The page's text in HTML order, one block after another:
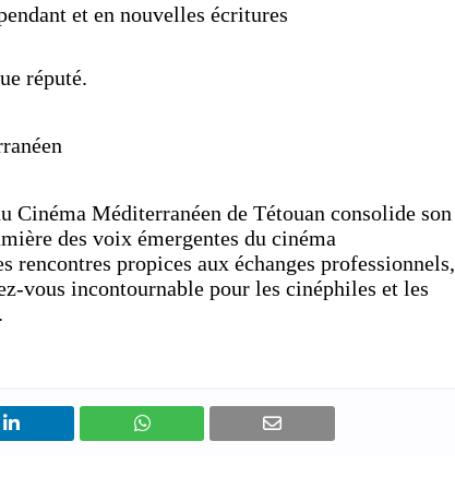
et en nouvelles écritures
réputé.
Cinéma Méditerranéen de Tétouan consolide son
des voix émergentes du cinéma
rencontres propices aux échanges professionnels,
vous incontournable pour les cinéphiles et les